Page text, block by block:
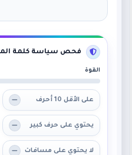
فحص سياسة كلمة
القوة
على الأقل 10 أحرف
يحتوي على حرف كبير
لا يحتوي على مسافات